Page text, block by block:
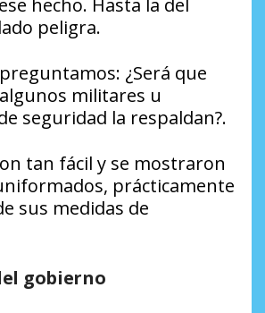
hecho. Hasta la del
peligra.
¿Será que
militares u
seguridad la respaldan?.
tan fácil y se mostraron
prácticamente
sus medidas de
gobierno